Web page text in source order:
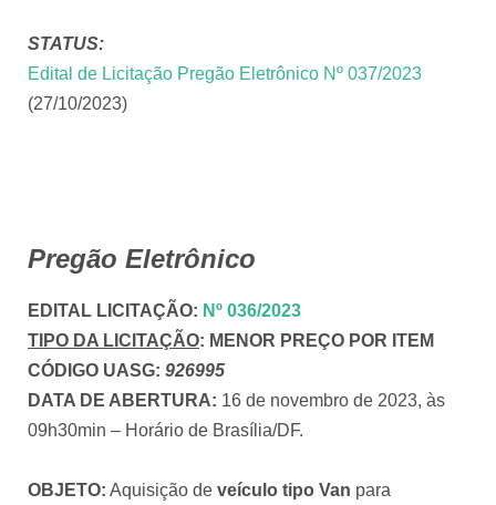
STATUS:
Edital de Licitação Pregão Eletrônico Nº 037/2023
(27/10/2023)
Pregão Eletrônico
EDITAL LICITAÇÃO: Nº 036/2023
TIPO DA LICITAÇÃO: MENOR PREÇO POR ITEM
CÓDIGO UASG: 926995
DATA DE ABERTURA: 16 de novembro de 2023, às
09h30min – Horário de Brasília/DF.
OBJETO: Aquisição de veículo tipo Van para